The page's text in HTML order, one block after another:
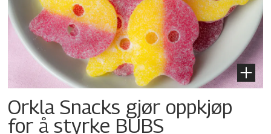
Orkla Snacks gjør oppkjøp
for å styrke BUBS